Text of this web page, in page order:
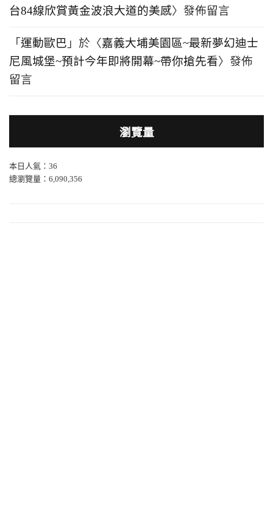
台84線欣賞黃金波浪大道的美感〉發佈留言
「 運動歐巴 」於〈嘉義大埔美園區~最新夢幻迪士
尼風城堡~預計今年即將開幕~帶你搶先看〉發佈
留言
瀏覽量
本日人氣：36
總瀏覽量：6,090,356